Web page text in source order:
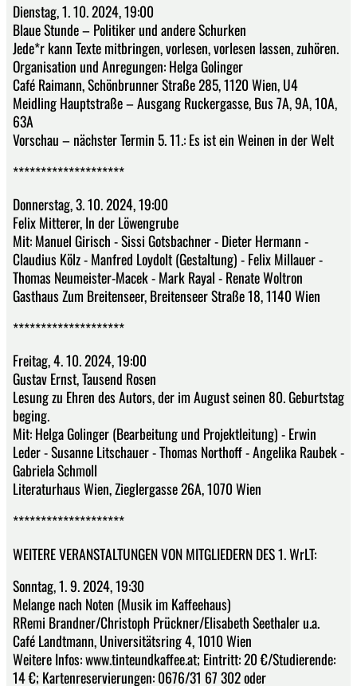
Dienstag, 1. 10. 2024, 19:00
Blaue Stunde – Politiker und andere Schurken
Jede*r kann Texte mitbringen, vorlesen, vorlesen lassen, zuhören.
Organisation und Anregungen: Helga Golinger
Café Raimann, Schönbrunner Straße 285, 1120 Wien, U4
Meidling Hauptstraße – Ausgang Ruckergasse, Bus 7A, 9A, 10A,
63A
Vorschau – nächster Termin 5. 11.: Es ist ein Weinen in der Welt
********************
Donnerstag, 3. 10. 2024, 19:00
Felix Mitterer, In der Löwengrube
Mit: Manuel Girisch - Sissi Gotsbachner - Dieter Hermann -
Claudius Kölz - Manfred Loydolt (Gestaltung) - Felix Millauer -
Thomas Neumeister-Macek - Mark Rayal - Renate Woltron
Gasthaus Zum Breitenseer, Breitenseer Straße 18, 1140 Wien
********************
Freitag, 4. 10. 2024, 19:00
Gustav Ernst, Tausend Rosen
Lesung zu Ehren des Autors, der im August seinen 80. Geburtstag
beging.
Mit: Helga Golinger (Bearbeitung und Projektleitung) - Erwin
Leder - Susanne Litschauer - Thomas Northoff - Angelika Raubek -
Gabriela Schmoll
Literaturhaus Wien, Zieglergasse 26A, 1070 Wien
********************
WEITERE VERANSTALTUNGEN VON MITGLIEDERN DES 1. WrLT:
Sonntag, 1. 9. 2024, 19:30
Melange nach Noten (Musik im Kaffeehaus)
RRemi Brandner/Christoph Prückner/Elisabeth Seethaler u.a.
Café Landtmann, Universitätsring 4, 1010 Wien
Weitere Infos: www.tinteundkaffee.at; Eintritt: 20 €/Studierende:
14 €; Kartenreservierungen: 0676/31 67 302 oder